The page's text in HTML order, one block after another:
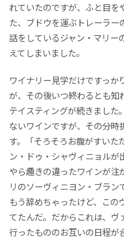
れていたのですが、ふと目を
た、ブドウを運ぶトレーラー
話をしているジャン・マリー
えてしまいました。
ワイナリー見学だけですっ
が、その後いつ終わるとも知
テイスティングが続きました
ないワインですが、その分時
す。「そろそろお腹がすいた
ン・ドゥ・シャヴィニョル
やら趣きの違ったワインが注
リのソーヴィニヨン・ブラン
もう辞めちゃったけど、この
てたんだ。だからこれは、ヴ
行ったもののお互いの日程が